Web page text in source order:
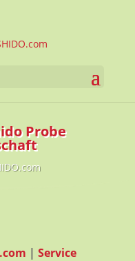
Probe
| Service